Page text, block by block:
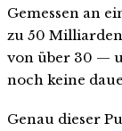
Gemessen an
zu 50
von über 30 —
noch keine
Genau dieser